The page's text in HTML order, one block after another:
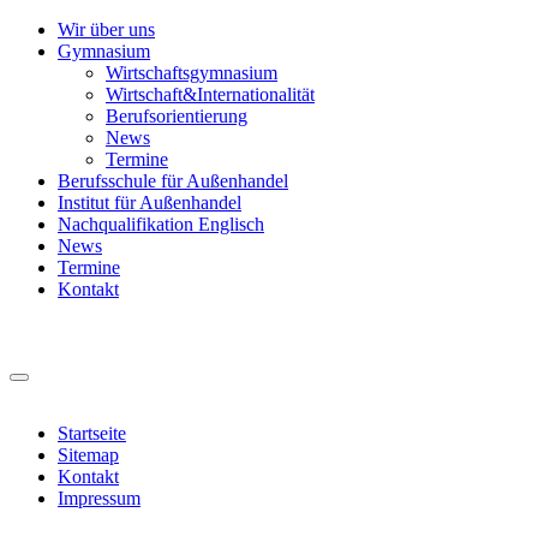
Wir über uns
Gymnasium
Wirtschaftsgymnasium
Wirtschaft&Internationalität
Berufsorientierung
News
Termine
Berufsschule für Außenhandel
Institut für Außenhandel
Nachqualifikation Englisch
News
Termine
Kontakt
Startseite
Sitemap
Kontakt
Impressum